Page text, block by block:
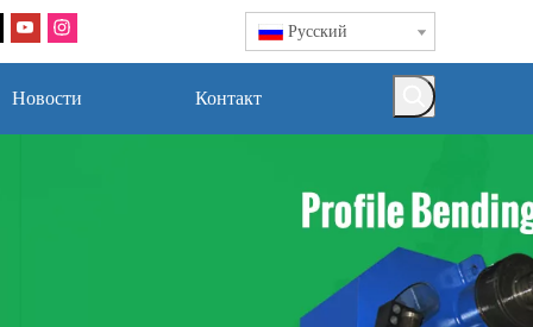
Pусский
Новости Контакт